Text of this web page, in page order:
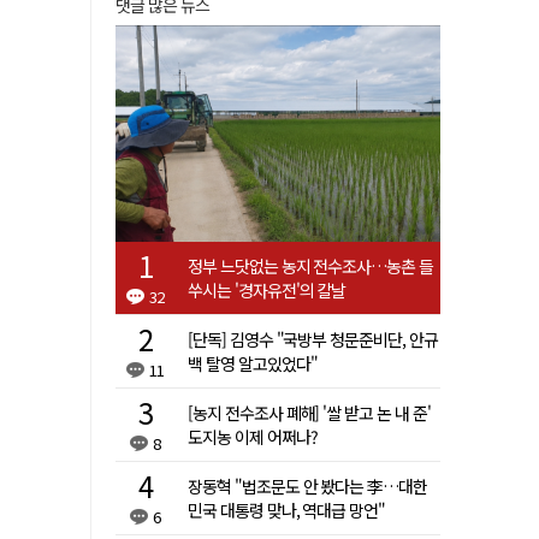
댓글 많은 뉴스
32
정부 느닷없는 농지 전수조사…농촌 들
쑤시는 '경자유전'의 칼날
11
[단독] 김영수 "국방부 청문준비단, 안규
백 탈영 알고있었다"
8
[농지 전수조사 폐해] '쌀 받고 논 내 준'
도지농 이제 어쩌나?
6
장동혁 "법조문도 안 봤다는 李…대한
민국 대통령 맞나, 역대급 망언"